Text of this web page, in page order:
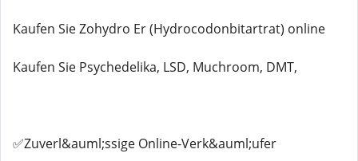
Kaufen Sie Zohydro Er (Hydrocodonbitartrat) online
Kaufen Sie Psychedelika, LSD, Muchroom, DMT,
✅Zuverl&auml;ssige Online-Verk&auml;ufer